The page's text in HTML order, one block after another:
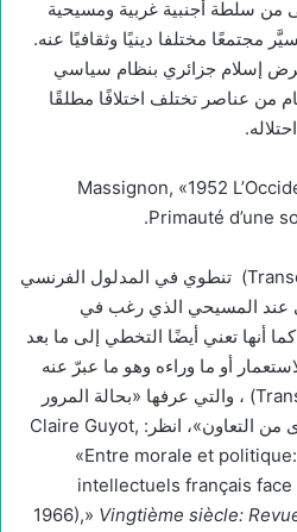
من سلطة أجنبية غربية ومسيحية
مجتمعًا مختلفا دينيًا وثقافيًا عنه.
إسلام جزائري بنظام سياسي
من عناصر تختلف اختلافًا مطلقًا
Massignon, «1952
Primauté d’une
فكرة التجاوز(Transcendance) تنطوي في المدلول الفرنسي
عند المسيحي الذي رغب في
أنها تعني أيضًا التخطي إلى ما بعد
أو ما وراءه وهو ما عبرّ عنه
جوزيف فولييه (Transcolonisition) ، والتي عرفها «بحالة المرور
من حالة الهيمنة إلى حالة أخرى من التعاون»، انظر: Claire Guyot,
«Entre morale et
intellectuels français
1966),» Vingtième siècle: